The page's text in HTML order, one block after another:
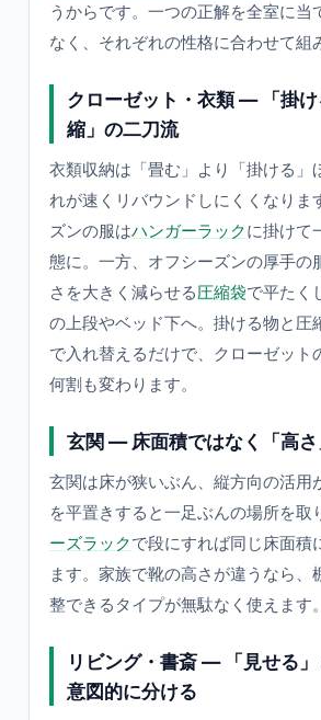
うからです。一つの正解を全室に当
なく、それぞれの性格に合わせて組
クローゼット・衣類 — 「掛
縮」の二刀流
衣類収納は「畳む」より「掛ける」
れが速くリバウンドしにくくなりま
ズンの服はハンガーラックに掛けて
態に。一方、オフシーズンの厚手の
さを大きく減らせる圧縮袋で平たく
の上段やベッド下へ。掛ける物と圧
で入れ替えるだけで、クローゼット
何割も変わります。
玄関 — 床面積ではなく「高さ
玄関は床が狭いぶん、縦方向の活用
を平置きすると一足ぶんの場所を取
ーズラックで段にすれば同じ床面積
ます。家族で靴の高さが違うなら、
整できるタイプが無駄なく使えます。
リビング・書斎 — 「見せる
意図的に分ける